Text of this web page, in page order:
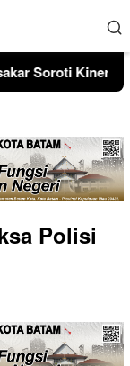
Pendapatan
Polisi